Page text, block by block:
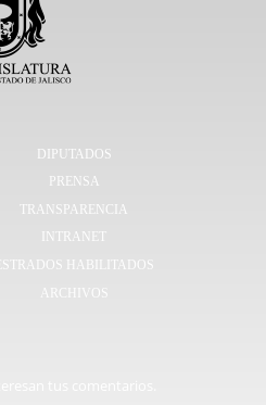
DIPUTADOS
PRENSA
TRANSPARENCIA
INTRANET
ESTRADOS HABILITADOS
ARCHIVOS